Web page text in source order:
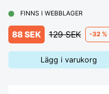
FINNS I WEBBLAGER
88 SEK 129 SEK -32 %
Lägg i varukorg